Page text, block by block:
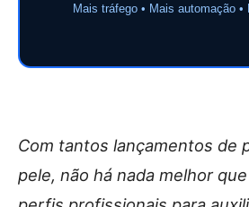
Mais tráfego • Mais automação •
Com tantos lançamentos de
pele, não há nada melhor